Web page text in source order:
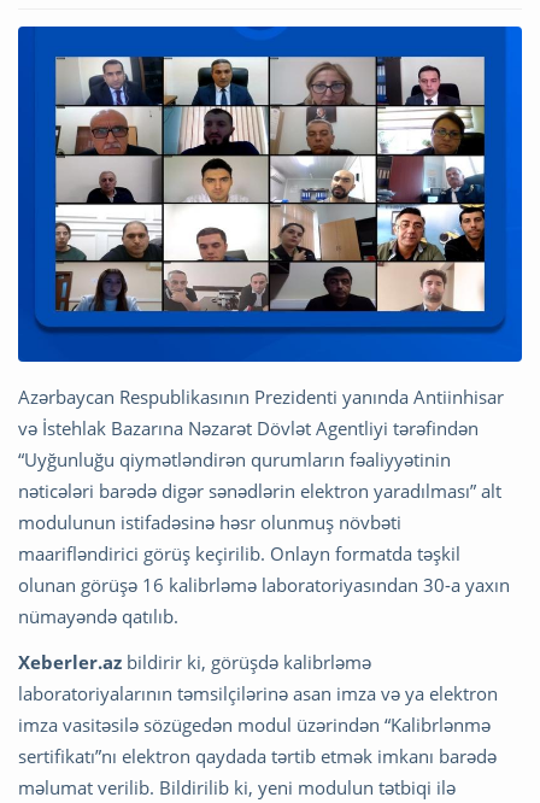
Azərbaycan Respublikasının Prezidenti yanında Antiinhisar
və İstehlak Bazarına Nəzarət Dövlət Agentliyi tərəfindən
“Uyğunluğu qiymətləndirən qurumların fəaliyyətinin
nəticələri barədə digər sənədlərin elektron yaradılması” alt
modulunun istifadəsinə həsr olunmuş növbəti
maarifləndirici görüş keçirilib. Onlayn formatda təşkil
olunan görüşə 16 kalibrləmə laboratoriyasından 30-a yaxın
nümayəndə qatılıb.
Xeberler.az bildirir ki, görüşdə kalibrləmə
laboratoriyalarının təmsilçilərinə asan imza və ya elektron
imza vasitəsilə sözügedən modul üzərindən “Kalibrlənmə
sertifikatı”nı elektron qaydada tərtib etmək imkanı barədə
məlumat verilib. Bildirilib ki, yeni modulun tətbiqi ilə